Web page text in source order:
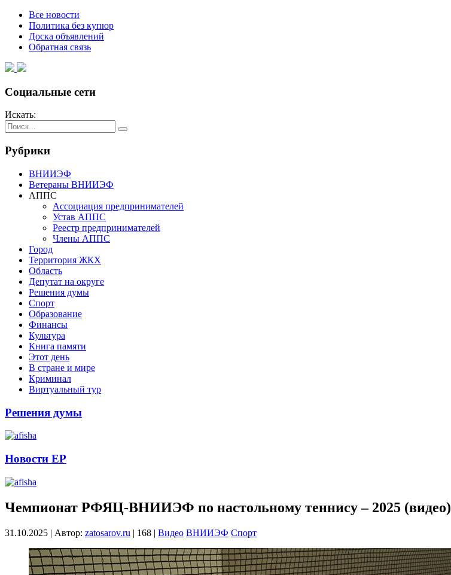
Все новости
Политика без купюр
Доска объявлений
Обратная связь
Социальные сети
Искать:
Рубрики
ВНИИЭФ
Ветераны ВНИИЭФ
АППС
Ассоциация предпринимателей
Устав АППС
Реестр предпринимателей
Члены АППС
Город
Территория ЖКХ
Область
Депутат на округе
Решения думы
Спорт
Образование
Финансы
Культура
Книга памяти
Этот день
В стране и мире
Криминал
Виртуальный тур
Решения думы
Новости ЕР
Чемпионат РФЯЦ-ВНИИЭФ по настольному теннису – 2025 (видео)
31.10.2025 | Автор: zatosarov.ru | 168 | Видео ВНИИЭФ Спорт